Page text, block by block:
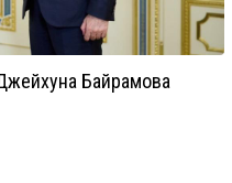
Байрамова